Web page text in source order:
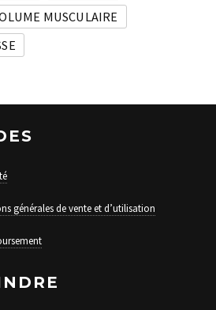
MUSCULAIRE
générales de vente et d’utilisation